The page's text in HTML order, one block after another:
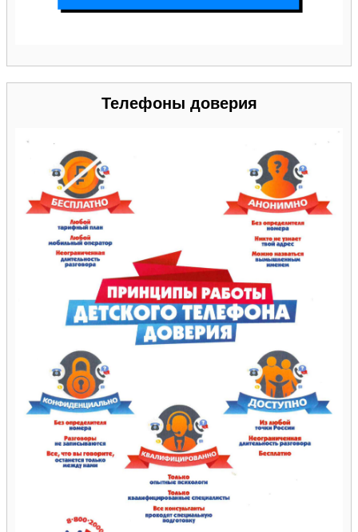
Телефоны доверия